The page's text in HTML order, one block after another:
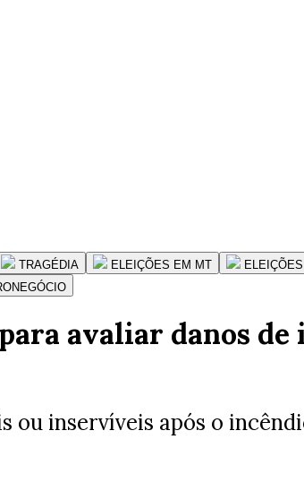
TRAGÉDIA ELEIÇÕES EM MT
avaliar danos
ou inservíveis após o